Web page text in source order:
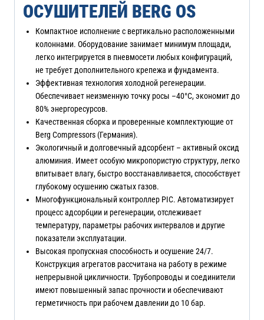
ОСУШИТЕЛЕЙ BERG OS
Компактное исполнение с вертикально расположенными
колоннами. Оборудование занимает минимум площади,
легко интегрируется в пневмосети любых конфигураций,
не требует дополнительного крепежа и фундамента.
Эффективная технология холодной регенерации.
Обеспечивает неизменную точку росы –40°C, экономит до
80% энергоресурсов.
Качественная сборка и проверенные комплектующие от
Berg Compressors (Германия).
Экологичный и долговечный адсорбент – активный оксид
алюминия. Имеет особую микропористую структуру, легко
впитывает влагу, быстро восстанавливается, способствует
глубокому осушению сжатых газов.
Многофункциональный контроллер PIC. Автоматизирует
процесс адсорбции и регенерации, отслеживает
температуру, параметры рабочих интервалов и другие
показатели эксплуатации.
Высокая пропускная способность и осушение 24/7.
Конструкция агрегатов рассчитана на работу в режиме
непрерывной цикличности. Трубопроводы и соединители
имеют повышенный запас прочности и обеспечивают
герметичность при рабочем давлении до 10 бар.